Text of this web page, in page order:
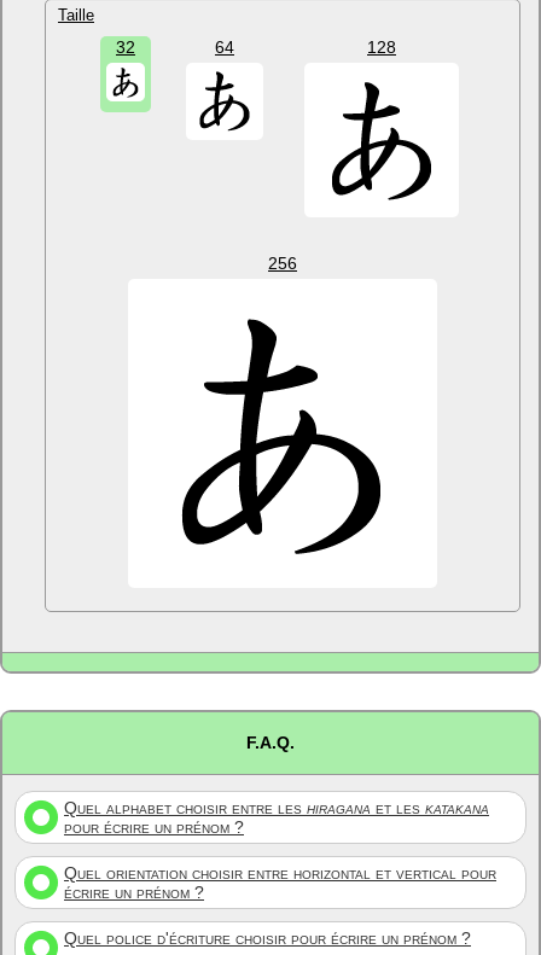
Taille
32 64 128
256
F.A.Q.
Quel alphabet choisir entre les hiragana et les katakana
pour écrire un prénom ?
Quel orientation choisir entre horizontal et vertical pour
écrire un prénom ?
Quel police d'écriture choisir pour écrire un prénom ?